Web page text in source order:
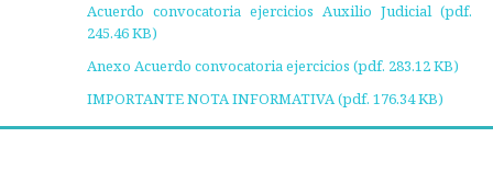
Acuerdo convocatoria ejercicios Auxilio Judicial (pdf.
245.46 KB)
Anexo Acuerdo convocatoria ejercicios (pdf. 283.12 KB)
IMPORTANTE NOTA INFORMATIVA (pdf. 176.34 KB)